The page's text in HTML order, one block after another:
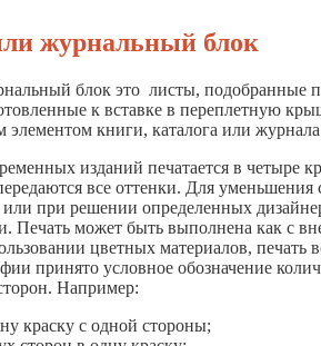
журнальный блок
блок это листы, подобранные
к вставке в переплетную
элементом книги, каталога или
изданий печатается в четыре
все оттенки. Для уменьшения
при решении определенных
Печать может быть выполнена как с
цветных материалов, печать
принято условное обозначение
Например:
краску с одной стороны;